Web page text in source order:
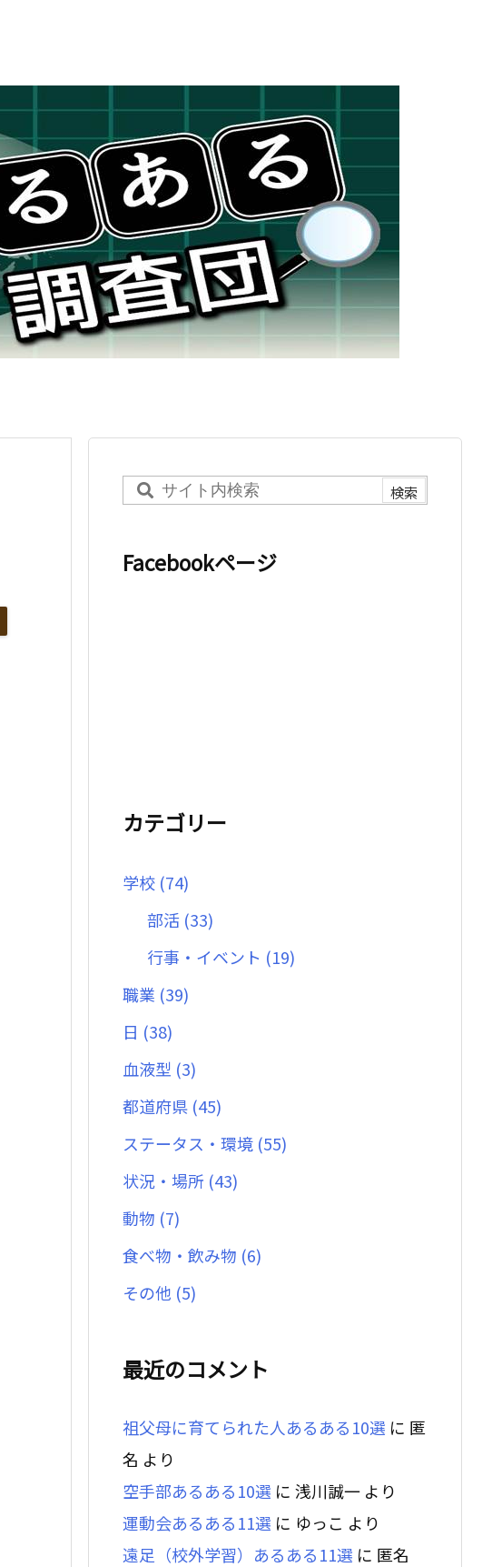
Facebookページ
カテゴリー
学校 (74)
部活 (33)
行事・イベント (19)
職業 (39)
日 (38)
血液型 (3)
都道府県 (45)
ステータス・環境 (55)
状況・場所 (43)
動物 (7)
食べ物・飲み物 (6)
その他 (5)
最近のコメント
祖父母に育てられた人あるある10選 に 匿
名 より
空手部あるある10選 に 浅川誠一 より
運動会あるある11選 に ゆっこ より
遠足（校外学習）あるある11選 に 匿名